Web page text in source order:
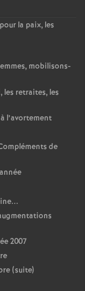
i
g
n
e
m
e
n
t
s
la paix, les
mobilisons-
retraites, les
l’avortement
de
2007
(suite)